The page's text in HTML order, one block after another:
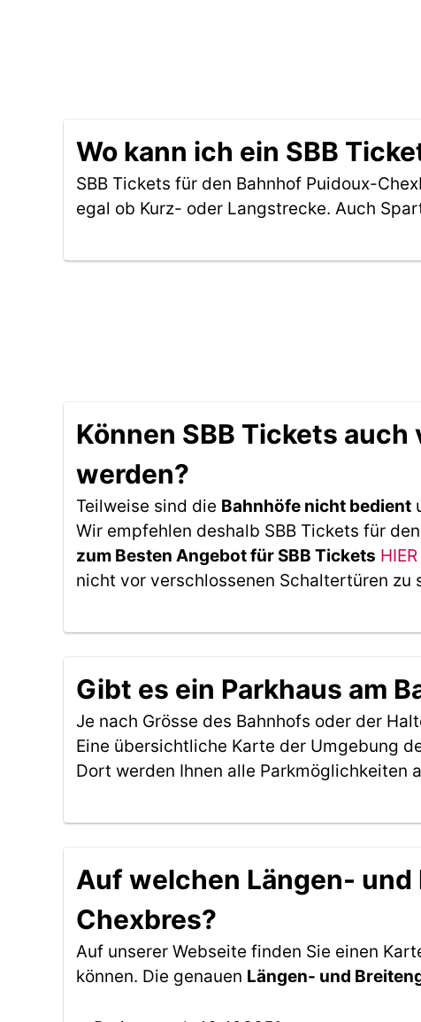
Wo kann ich ein SBB
SBB Tickets für den Bahnhof Puidoux-
egal ob Kurz- oder Langstrecke. Auch
Können SBB Tickets
werden?
Teilweise sind die Bahnhöfe nicht bedient
Wir empfehlen deshalb SBB Tickets für
zum Besten Angebot für SBB Tickets
nicht vor verschlossenen Schaltertüren zu
Gibt es ein Parkhaus am
Je nach Grösse des Bahnhofs oder der
Eine übersichtliche Karte der Umgebung
Dort werden Ihnen alle Parkmöglichkeiten
Auf welchen Längen-
Chexbres?
Auf unserer Webseite finden Sie einen
können. Die genauen Längen- und